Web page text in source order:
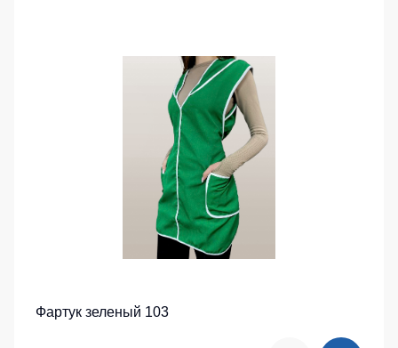
Фартук зеленый 103